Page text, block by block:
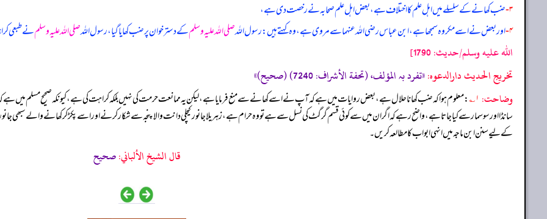
۳- ضب کھانے کے سلسلے میں اہل علم کا اختلاف ہے، بعض اہل علم صحابہ نے رخصت دی ہے،
۴- اور بعض نے اسے مکروہ سمجھا ہے، ابن عباس رضی الله عنہما سے مروی ہے، وہ کہتے ہیں: رسول اللہصلی اللہ علیہ وسلمکے دستر خوان پر ضب کھایا گیا، رسول اللہصلی اللہ علیہ وسلمنے طبعی
الله عليه وسلم/حدیث: 1790]
تخریج الحدیث دارالدعوہ:«تفرد بہ المؤلف، (تحفة الأشراف: 7240) (صحیح)»
وضاحت: ۱؎ : معلوم ہوا کہ ضب کھانا حلال ہے، بعض روایات میں ہے کہ آپ نے اسے کھانے سے منع فرمایا ہے، لیکن یہ ممانعت حرمت کی نہیں بلکہ کراہت کی ہے، کیونکہ صحیح مسلم میں
سانڈا اور سوسمار سے کیا جاتا ہے، واضح رہے کہ اگر ان میں سے کوئی قسم گرگٹ کی نسل سے ہے تو وہ حرام ہے، زہریلا جانور کیچلی دانت والا پنجہ سے شکار کرنے اور اسے پکڑ کر کھانے والے
کے لیے سنن ابن ماجہ میں انہی ابواب کا مطالعہ کریں۔
قال الشيخ الألباني:صحيح